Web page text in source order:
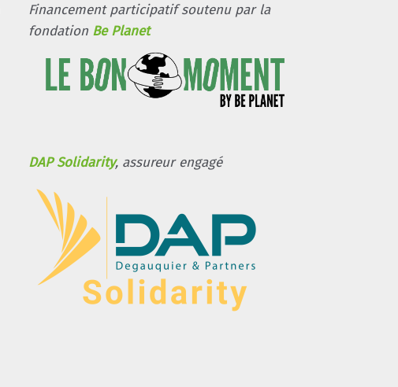
Financement participatif soutenu par la
fondation Be Planet
DAP Solidarity, assureur engagé